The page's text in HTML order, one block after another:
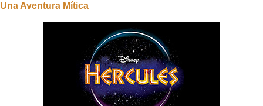
Una Aventura Mítica